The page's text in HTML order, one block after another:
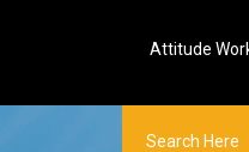
Attitude